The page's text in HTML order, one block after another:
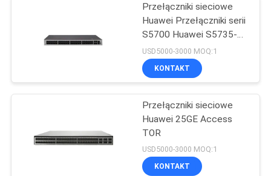
Przełączniki sieciowe
Huawei Przełączniki serii
S5700 Huawei S5735-
L48P4X-A
USD5000-3000 MOQ:1
KONTAKT
Przełączniki sieciowe
Huawei 25GE Access
TOR
USD5000-3000 MOQ:1
KONTAKT